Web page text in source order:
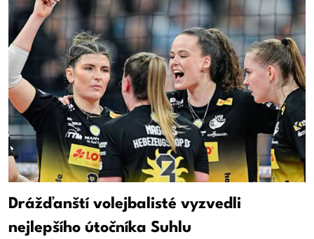
Drážďanští volejbalisté vyzvedli
nejlepšího útočníka Suhlu